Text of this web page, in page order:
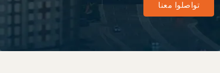
تواصلوا معنا